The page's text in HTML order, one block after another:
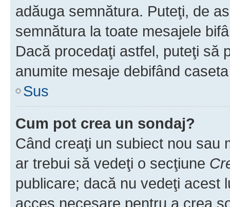
adăuga semnătura. Puteţi, de
semnătura la toate mesajele
Dacă procedaţi astfel, puteţi să
anumite mesaje debifând
Sus
Cum pot crea un sondaj?
Când creaţi un subiect nou sau
ar trebui să vedeţi o secţiune
publicare; dacă nu vedeţi acest
acces necesare pentru a crea